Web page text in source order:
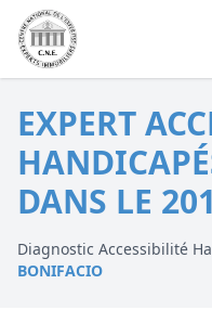
EXPERT
DANS LE 201
Diagnostic Accessibilité
BONIFACIO